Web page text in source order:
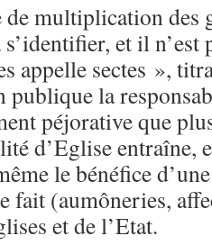
de multiplication des
et il
appelle sectes »,
la
péjorative que
d’Eglise entraîne,
le bénéfice
fait (aumôneries,
et de l’Etat.